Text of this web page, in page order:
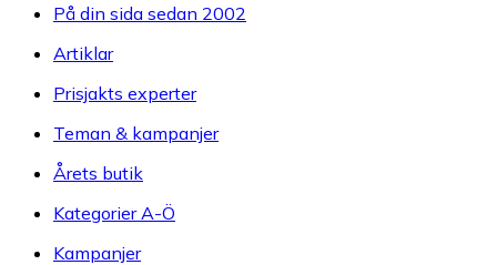
På din sida sedan 2002
Artiklar
Prisjakts experter
Teman & kampanjer
Årets butik
Kategorier A-Ö
Kampanjer